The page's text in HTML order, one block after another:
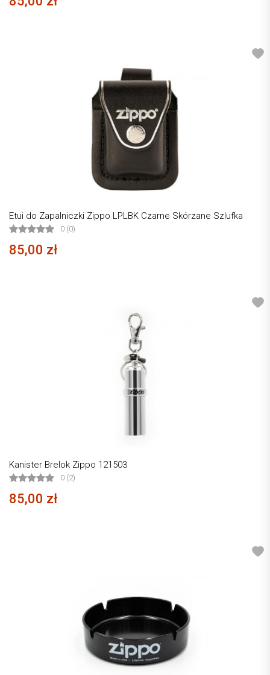
Etui do Zapalniczki Zippo LPLBK Czarne Skórzane Szlufka
0 (0)
85,00 zł
Kanister Brelok Zippo 121503
0 (2)
85,00 zł